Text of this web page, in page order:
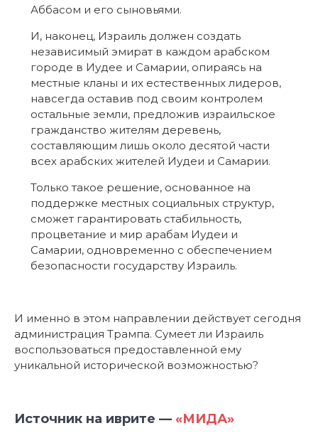
Аббасом и его сыновьями.
И, наконец, Израиль должен создать
независимый эмират в каждом арабском
городе в Иудее и Самарии, опираясь на
местные кланы и их естественных лидеров,
навсегда оставив под своим контролем
остальные земли, предложив израильское
гражданство жителям деревень,
составляющим лишь около десятой части
всех арабских жителей Иудеи и Самарии.
Только такое решение, основанное на
поддержке местных социальных структур,
сможет гарантировать стабильность,
процветание и мир арабам Иудеи и
Самарии, одновременно с обеспечением
безопасности государству Израиль.
И именно в этом направлении действует сегодня
администрация Трампа. Сумеет ли Израиль
воспользоваться предоставленной ему
уникальной исторической возможностью?
Источник на иврите — «МИДА»